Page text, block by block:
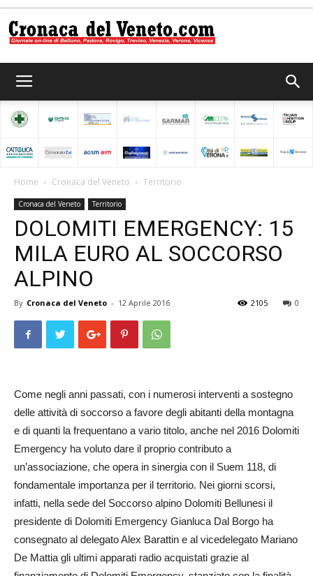
del
Home Cronaca del Veneto Territorio
Cronaca del Veneto Territorio
DOLOMITI EMERGENCY: 15
MILA EURO AL SOCCORSO
ALPINO
By Cronaca del Veneto - 12 Aprile 2016 0
2105
Come negli anni passati, con i numerosi interventi a sostegno
delle attività di soccorso a favore degli abitanti della montagna
e di quanti la frequentano a vario titolo, anche nel 2016 Dolomiti
Emergency ha voluto dare il proprio contributo a
un’associazione, che opera in sinergia con il Suem 118, di
fondamentale importanza per il territorio. Nei giorni scorsi,
infatti, nella sede del Soccorso alpino Dolomiti Bellu­nesi il
presidente di Dolomiti Emergency Gianluca Dal Bor­go ha
consegnato al delegato Alex Barattin e al vicedelegato Mariano
De Mattia gli ultimi apparati radio acquistati grazie al